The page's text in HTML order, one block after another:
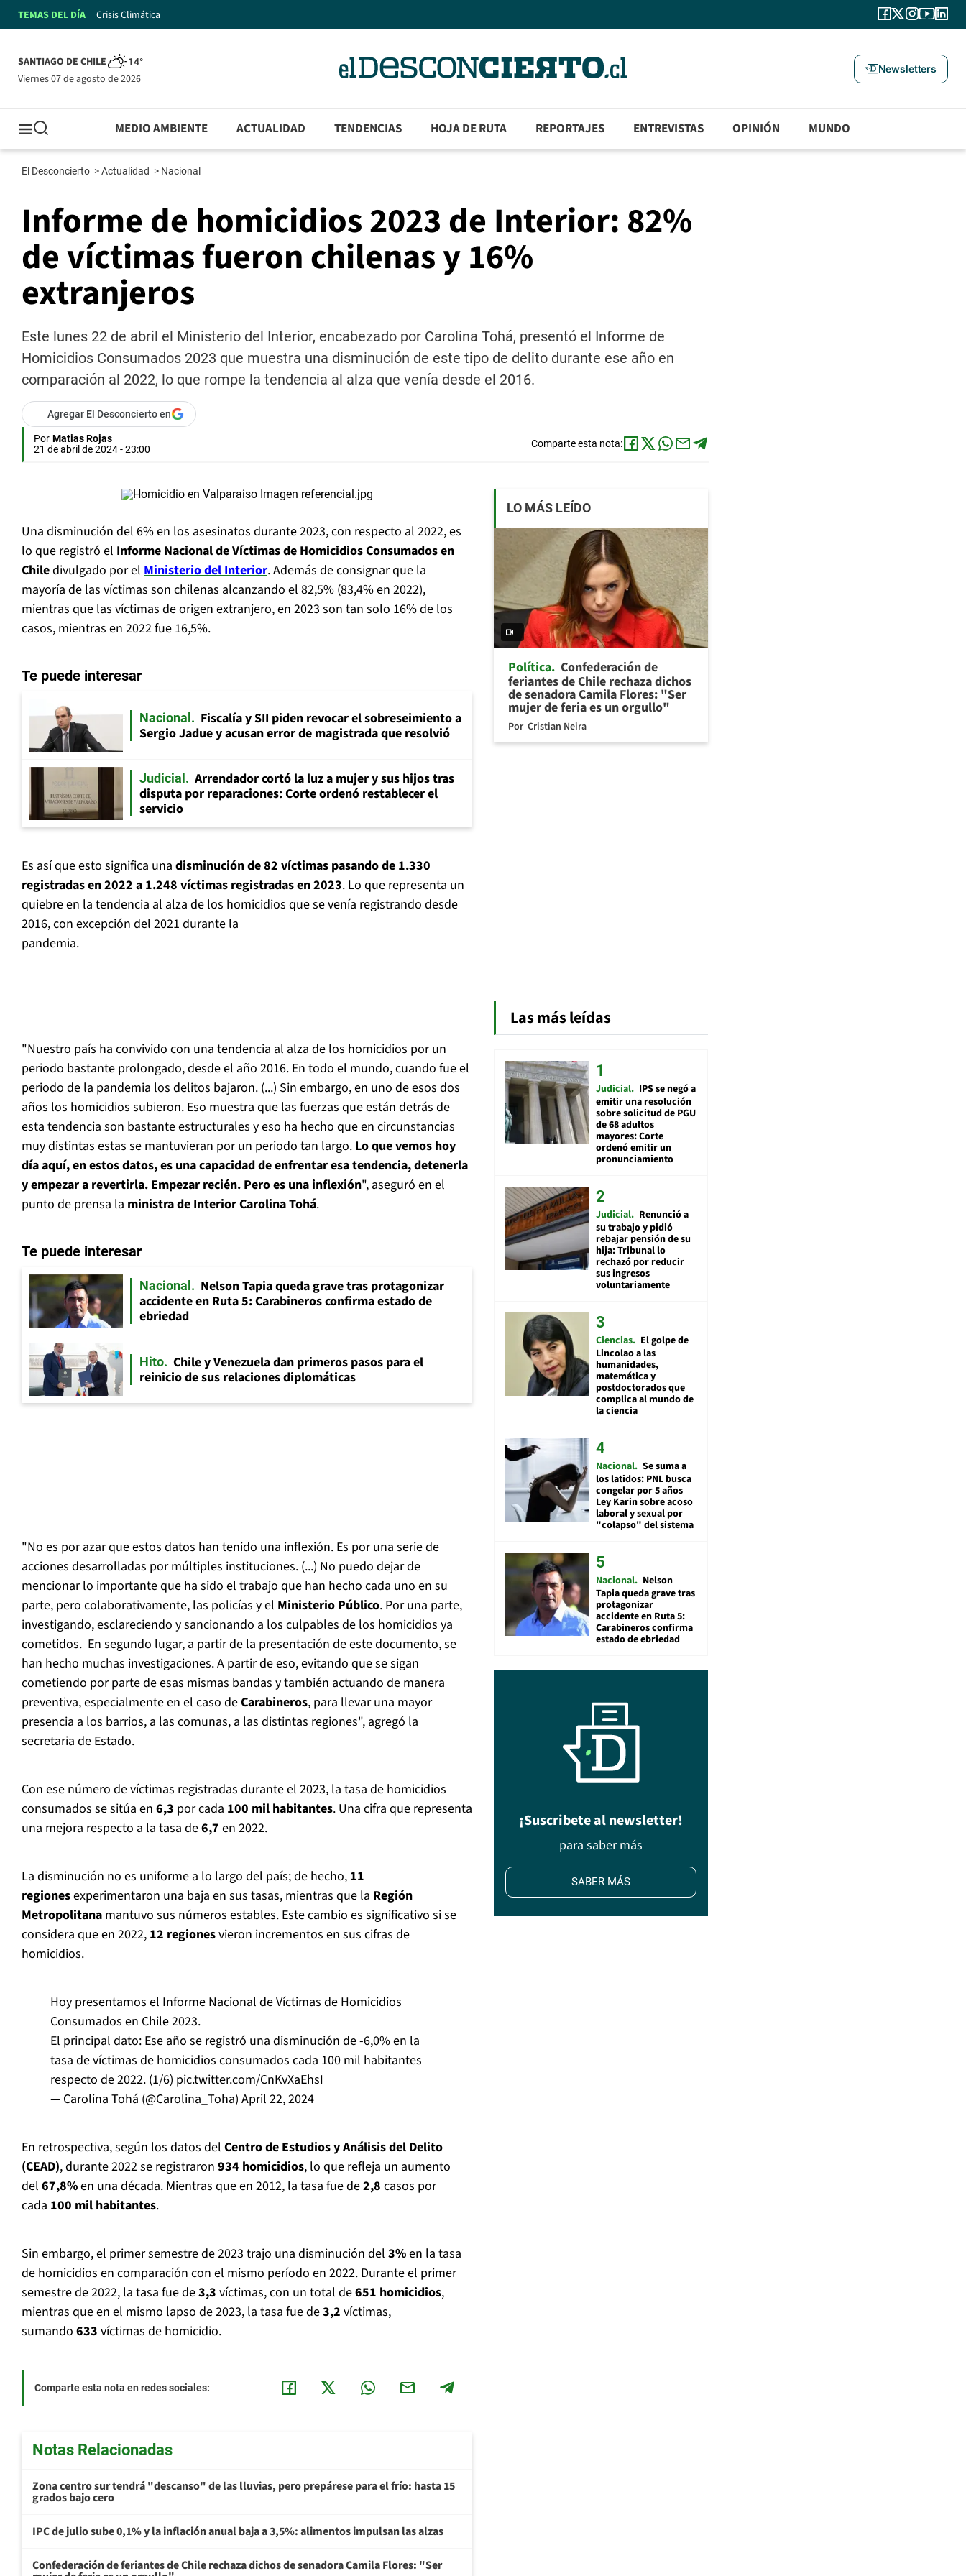
TEMAS DEL DÍA Crisis Climática
SANTIAGO DE CHILE 14°
viernes 07 de agosto de 2026
Newsletters
MEDIO AMBIENTE ACTUALIDAD TENDENCIAS HOJA DE RUTA REPORTAJES ENTREVISTAS OPINIÓN MUNDO
El Desconcierto >Actualidad > Nacional
Informe de homicidios 2023 de Interior: 82%
de víctimas fueron chilenas y 16%
extranjeros
Este lunes 22 de abril el Ministerio del Interior, encabezado por Carolina Tohá, presentó el Informe de
Homicidios Consumados 2023 que muestra una disminución de este tipo de delito durante ese año en
comparación al 2022, lo que rompe la tendencia al alza que venía desde el 2016.
Agregar El Desconcierto en
Por Matias Rojas
21 de abril de 2024 - 23:00
Comparte esta nota:
Una disminución del 6% en los asesinatos durante 2023, con respecto al 2022, es
lo que registró el Informe Nacional de Víctimas de Homicidios Consumados en
Chiledivulgado por el Ministerio del Interior. Además de consignar que la
mayoría de las víctimas son chilenas alcanzando el 82,5% (83,4% en 2022),
mientras que las víctimas de origen extranjero, en 2023 son tan solo 16% de los
casos, mientras en 2022 fue 16,5%.
Te puede interesar
Nacional
Fiscalía y SII piden revocar el sobreseimiento a
Sergio Jadue y acusan error de magistrada que resolvió
Judicial
Arrendador cortó la luz a mujer y sus hijos tras
disputa por reparaciones: Corte ordenó restablecer el
servicio
Es así que esto significa una disminución de 82 víctimas pasando de 1.330
registradas en 2022 a 1.248 víctimas registradas en 2023. Lo que representa un
quiebre en la tendencia al alza de los homicidios que se venía registrando desde
2016, con excepción del 2021 durante la
pandemia.
"Nuestro país ha convivido con una tendencia al alza de los homicidios por un
periodo bastante prolongado, desde el año 2016. En todo el mundo, cuando fue el
periodo de la pandemia los delitos bajaron. (...) Sin embargo, en uno de esos dos
años los homicidios subieron. Eso muestra que las fuerzas que están detrás de
esta tendencia son bastante estructurales y eso ha hecho que en circunstancias
muy distintas estas se mantuvieran por un periodo tan largo. Lo que vemos hoy
día aquí, en estos datos, es una capacidad de enfrentar esa tendencia, detenerla
y empezar a revertirla. Empezar recién. Pero es una inflexión", aseguró en el
punto de prensa la ministra de Interior Carolina Tohá.
Te puede interesar
Nacional
Nelson Tapia queda grave tras protagonizar
accidente en Ruta 5: Carabineros confirma estado de
ebriedad
Hito
Chile y Venezuela dan primeros pasos para el
reinicio de sus relaciones diplomáticas
"No es por azar que estos datos han tenido una inflexión. Es por una serie de
acciones desarrolladas por múltiples instituciones. (...) No puedo dejar de
mencionar lo importante que ha sido el trabajo que han hecho cada uno en su
parte, pero colaborativamente, las policías y el Ministerio Público. Por una parte,
investigando, esclareciendo y sancionando a los culpables de los homicidios ya
cometidos. En segundo lugar, a partir de la presentación de este documento, se
han hecho muchas investigaciones. A partir de eso, evitando que se sigan
cometiendo por parte de esas mismas bandas y también actuando de manera
preventiva, especialmente en el caso deCarabineros, para llevar una mayor
presencia a los barrios, a las comunas, a las distintas regiones", agregó la
secretaria de Estado.
Con ese número de víctimas registradas durante el 2023, la tasa de homicidios
consumados se sitúa en 6,3 por cada 100 mil habitantes. Una cifra que representa
una mejora respecto a la tasa de6,7 en 2022.
La disminución no es uniforme a lo largo del país; de hecho, 11
regionesexperimentaron una baja en sus tasas, mientras que la Región
Metropolitana mantuvo sus números estables. Este cambio es significativo si se
considera que en 2022, 12 regionesvieron incrementos en sus cifras de
homicidios.
Hoy presentamos el Informe Nacional de Víctimas de Homicidios
Consumados en Chile 2023.
El principal dato: Ese año se registró una disminución de -6,0% en la
tasa de víctimas de homicidios consumados cada 100 mil habitantes
respecto de 2022. (1/6) pic.twitter.com/CnKvXaEhsI
— Carolina Tohá (@Carolina_Toha) April 22, 2024
En retrospectiva, según los datos del Centro de Estudios y Análisis del Delito
(CEAD), durante 2022 se registraron 934 homicidios, lo que refleja un aumento
del 67,8%en una década. Mientras que en 2012, la tasa fue de2,8 casos por
cada 100 mil habitantes.
Sin embargo, el primer semestre de 2023 trajo una disminución del 3%en la tasa
de homicidios en comparación con el mismo período en 2022. Durante el primer
semestre de 2022, la tasa fue de3,3 víctimas, con un total de651 homicidios,
mientras que en el mismo lapso de 2023, la tasa fue de3,2 víctimas,
sumando 633 víctimas de homicidio.
Comparte esta nota en redes sociales:
Notas Relacionadas
Zona centro sur tendrá "descanso" de las lluvias, pero prepárese para el frío: hasta 15
grados bajo cero
IPC de julio sube 0,1% y la inflación anual baja a 3,5%: alimentos impulsan las alzas
Confederación de feriantes de Chile rechaza dichos de senadora Camila Flores: "Ser
LO MÁS LEÍDO
Política Confederación de
feriantes de Chile rechaza dichos
de senadora Camila Flores: "Ser
mujer de feria es un orgullo"
Por Cristian Neira
Las más leídas
Judicial IPS se negó a
emitir una resolución
sobre solicitud de PGU
de 68 adultos
mayores: Corte
ordenó emitir un
pronunciamiento
Judicial Renunció a
su trabajo y pidió
rebajar pensión de su
hija: Tribunal lo
rechazó por reducir
sus ingresos
voluntariamente
Ciencias El golpe de
Lincolao a las
humanidades,
matemática y
postdoctorados que
complica al mundo de
la ciencia
Nacional Se suma a
los latidos: PNL busca
congelar por 5 años
Ley Karin sobre acoso
laboral y sexual por
"colapso" del sistema
Nacional Nelson
Tapia queda grave tras
protagonizar
accidente en Ruta 5:
Carabineros confirma
estado de ebriedad
¡Suscribete al newsletter!
para saber más
SABER MÁS